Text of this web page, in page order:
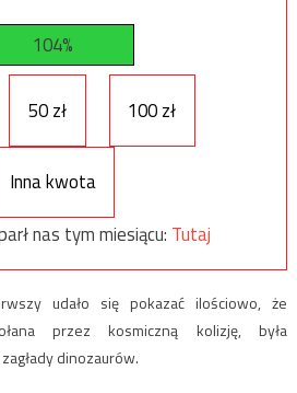
104%
50 zł 100 zł
Inna kwota
nas tym miesiącu: Tutaj
udało się pokazać ilościowo, że
przez kosmiczną kolizję, była
dinozaurów.